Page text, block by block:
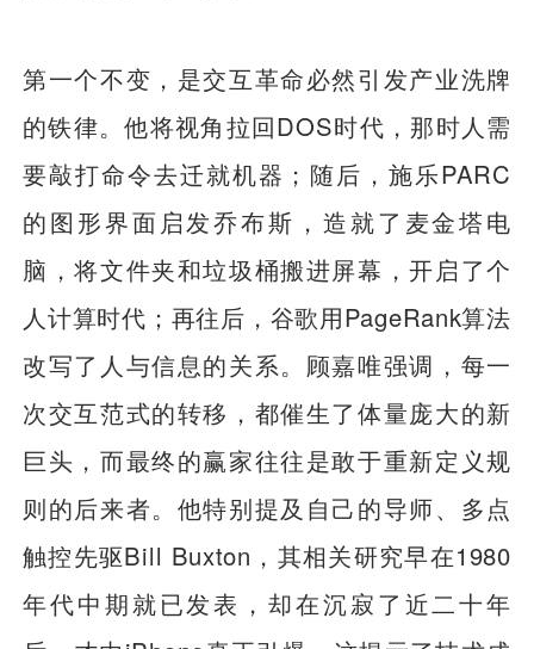
第一个不变，是交互革命必然引发产业洗牌
的铁律。他将视角拉回DOS时代，那时人需
要敲打命令去迁就机器；随后，施乐PARC
的图形界面启发乔布斯，造就了麦金塔电
脑，将文件夹和垃圾桶搬进屏幕，开启了个
人计算时代；再往后，谷歌用PageRank算法
改写了人与信息的关系。顾嘉唯强调，每一
次交互范式的转移，都催生了体量庞大的新
巨头，而最终的赢家往往是敢于重新定义规
则的后来者。他特别提及自己的导师、多点
触控先驱Bill Buxton，其相关研究早在1980
年代中期就已发表，却在沉寂了近二十年